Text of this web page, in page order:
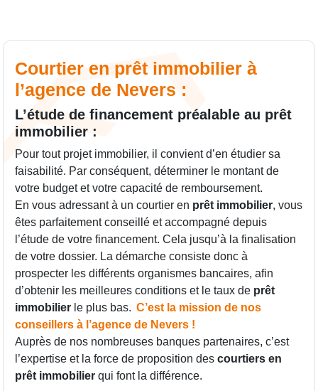
Courtier en prêt immobilier à
l’agence de Nevers :
L’étude de financement préalable au prêt
immobilier :
Pour tout projet immobilier, il convient d’en étudier sa
faisabilité. Par conséquent, déterminer le montant de
votre budget et votre capacité de remboursement.
En vous adressant à un courtier en prêt immobilier, vous
êtes parfaitement conseillé et accompagné depuis
l’étude de votre financement. Cela jusqu’à la finalisation
de votre dossier. La démarche consiste donc à
prospecter les différents organismes bancaires, afin
d’obtenir les meilleures conditions et le taux de prêt
immobilier le plus bas. C’est la mission de nos
conseillers à l’agence de Nevers !
Auprès de nos nombreuses banques partenaires, c’est
l’expertise et la force de proposition des courtiers en
prêt immobilier qui font la différence.